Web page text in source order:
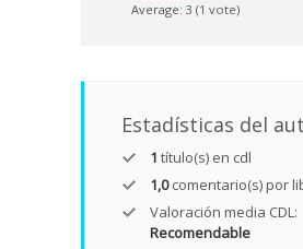
Average: 3 (1 vote)
Estadísticas del
1 título(s) en cdl
1,0comentario(s) por
Valoración media CDL:
Recomendable